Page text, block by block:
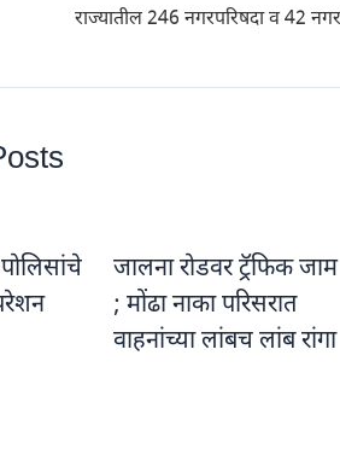
जालना रोडवर ट्रॅफिक जाम
; मोंढा नाका परिसरात
वाहनांच्या लांबच लांब रांगा